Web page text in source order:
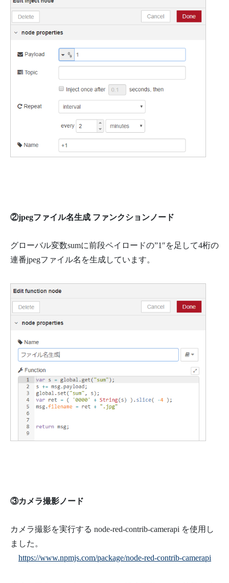
②jpegファイル名生成 ファンクションノード
グローバル変数sumに前段ペイロードの”1″を足して4桁の
連番jpegファイル名を生成しています。
③カメラ撮影ノード
カメラ撮影を実行する node-red-contrib-camerapi を使用し
ました。
https://www.npmjs.com/package/node-red-contrib-camerapi